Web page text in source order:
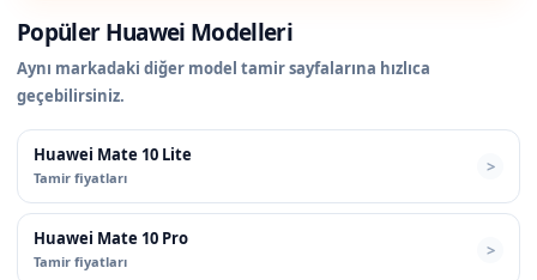
Popüler Huawei Modelleri
Aynı markadaki diğer model tamir sayfalarına hızlıca
geçebilirsiniz.
Huawei Mate 10 Lite
Tamir fiyatları
Huawei Mate 10 Pro
Tamir fiyatları